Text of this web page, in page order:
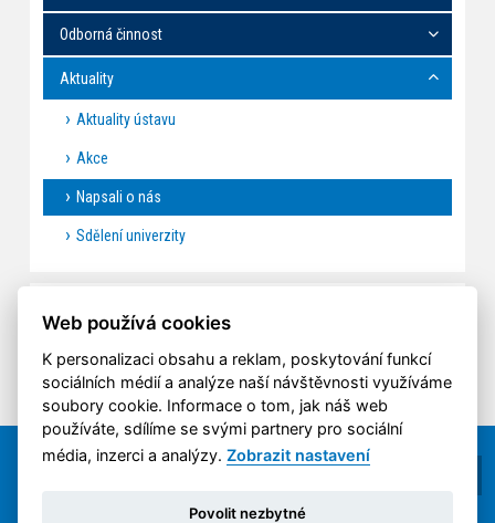
Odborná činnost
Aktuality
Aktuality ústavu
Akce
Napsali o nás
Sdělení univerzity
NAPSALI O NÁS
Web používá cookies
K personalizaci obsahu a reklam, poskytování funkcí
sociálních médií a analýze naší návštěvnosti využíváme
soubory cookie. Informace o tom, jak náš web
používáte, sdílíme se svými partnery pro sociální
média, inzerci a analýzy.Zobrazit nastavení
Povolit nezbytné